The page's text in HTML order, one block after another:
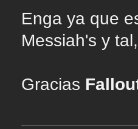
Enga ya que
Messiah's y
Gracias